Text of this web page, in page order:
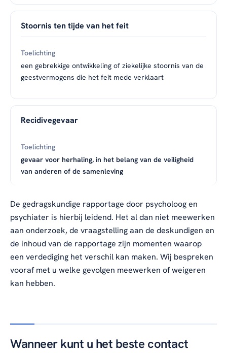
Stoornis ten tijde van het feit
een gebrekkige ontwikkeling of ziekelijke stoornis van de
geestvermogens die het feit mede verklaart
Recidivegevaar
gevaar voor herhaling, in het belang van de veiligheid
van anderen of de samenleving
De gedragskundige rapportage door psycholoog en
psychiater is hierbij leidend. Het al dan niet meewerken
aan onderzoek, de vraagstelling aan de deskundigen en
de inhoud van de rapportage zijn momenten waarop
een verdediging het verschil kan maken. Wij bespreken
vooraf met u welke gevolgen meewerken of weigeren
kan hebben.
Wanneer kunt u het beste contact